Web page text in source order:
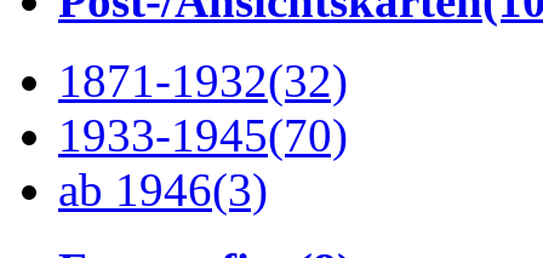
1871-1932(32)
1933-1945(70)
ab 1946(3)